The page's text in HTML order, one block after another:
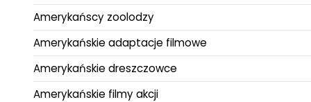
Amerykańscy zoolodzy
Amerykańskie adaptacje filmowe
Amerykańskie dreszczowce
Amerykańskie filmy akcji